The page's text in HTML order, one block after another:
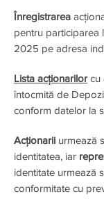
Înregistrarea
pentru participarea
2025 pe adresa
Lista acţionarilorcu
întocmită de
conform datelor la
Acţionarii urmează
identitatea, iar
identitate urmează
conformitate cu